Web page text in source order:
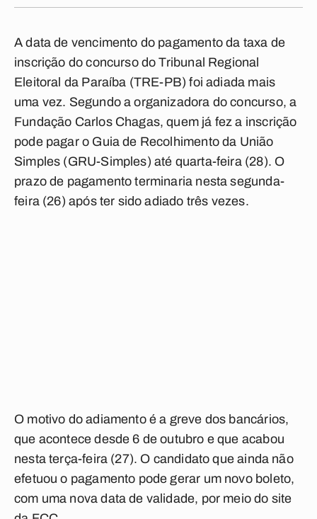
A data de vencimento do pagamento da taxa de
inscrição do concurso do Tribunal Regional
Eleitoral da Paraíba (TRE-PB) foi adiada mais
uma vez. Segundo a organizadora do concurso, a
Fundação Carlos Chagas, quem já fez a inscrição
pode pagar o Guia de Recolhimento da União
Simples (GRU-Simples) até quarta-feira (28). O
prazo de pagamento terminaria nesta segunda-
feira (26) após ter sido adiado três vezes.
O motivo do adiamento é a greve dos bancários,
que acontece desde 6 de outubro e que acabou
nesta terça-feira (27). O candidato que ainda não
efetuou o pagamento pode gerar um novo boleto,
com uma nova data de validade, por meio do site